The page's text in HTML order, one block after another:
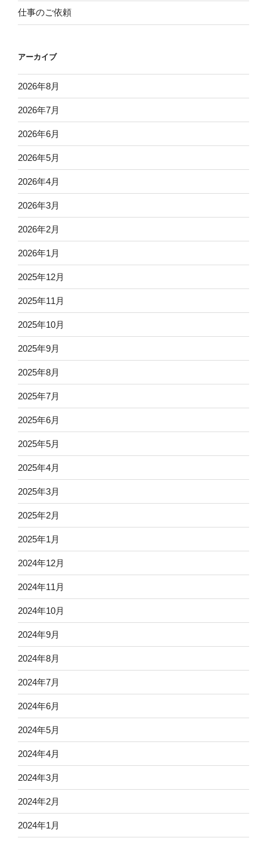
仕事のご依頼
アーカイブ
2026年8月
2026年7月
2026年6月
2026年5月
2026年4月
2026年3月
2026年2月
2026年1月
2025年12月
2025年11月
2025年10月
2025年9月
2025年8月
2025年7月
2025年6月
2025年5月
2025年4月
2025年3月
2025年2月
2025年1月
2024年12月
2024年11月
2024年10月
2024年9月
2024年8月
2024年7月
2024年6月
2024年5月
2024年4月
2024年3月
2024年2月
2024年1月